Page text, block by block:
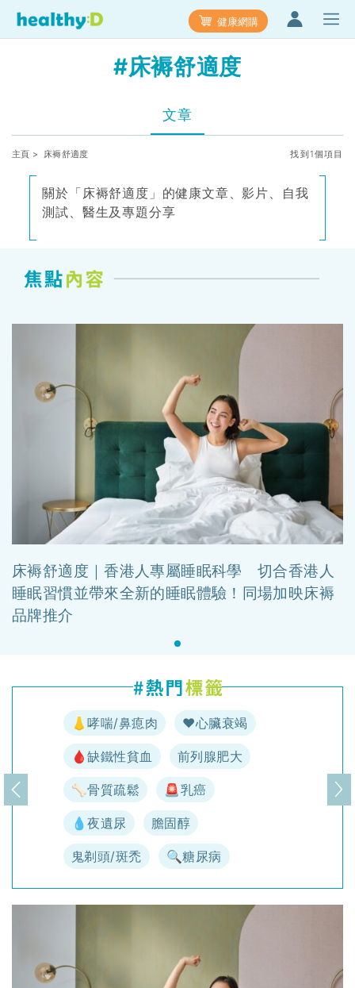
健康網購
#床褥舒適度
文章
主頁 > 床褥舒適度 找到1個項目
關於「床褥舒適度」的健康文章、影片、自我
測試、醫生及專題分享
床褥舒適度｜香港人專屬睡眠科學 切合香港人
睡眠習慣並帶來全新的睡眠體驗！同場加映床褥
品牌推介
👃哮喘/鼻瘜肉 ♥️心臟衰竭
🩸缺鐵性貧血 前列腺肥大
🦴骨質疏鬆 🚨乳癌
💧夜遺尿 膽固醇
鬼剃頭/斑禿 🔍糖尿病
上一頁 下